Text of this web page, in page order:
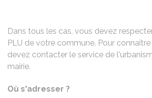
Dans tous les cas, vous devez
PLU de votre commune. Pour
devez contacter le service de
mairie.
Où s'adresser ?